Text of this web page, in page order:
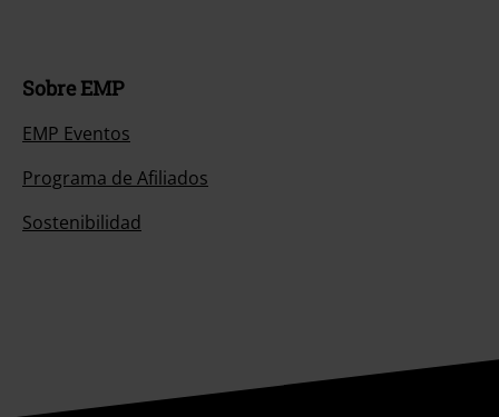
Sobre EMP
EMP Eventos
Programa de Afiliados
Sostenibilidad